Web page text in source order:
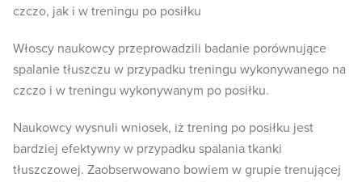
czczo, jak i w treningu po posiłku
Włoscy naukowcy przeprowadzili badanie porównujące
spalanie tłuszczu w przypadku treningu wykonywanego na
czczo i w treningu wykonywanym po posiłku.
Naukowcy wysnuli wniosek, iż trening po posiłku jest
bardziej efektywny w przypadku spalania tkanki
tłuszczowej. Zaobserwowano bowiem w grupie trenującej